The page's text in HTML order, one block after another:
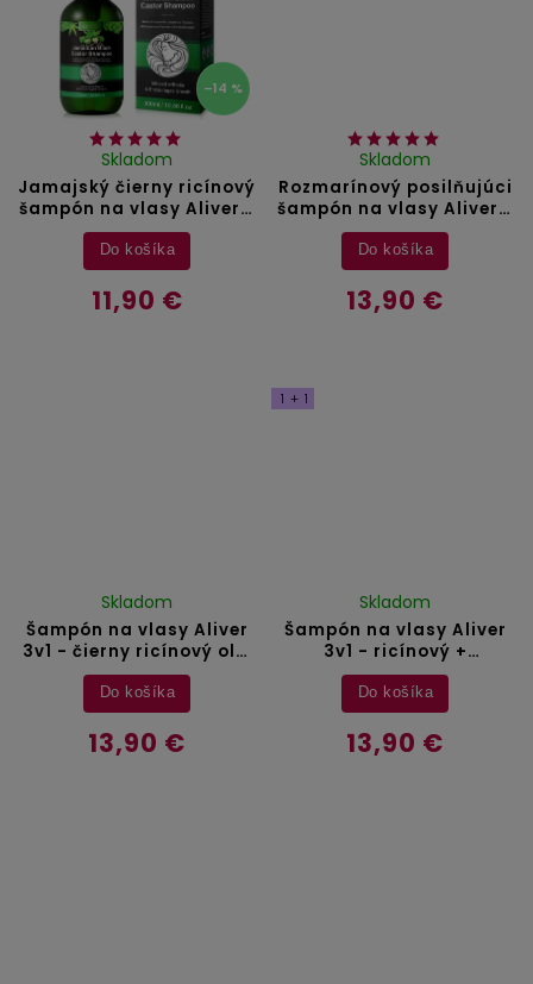
–14 %
Jamajský čierny ricínový
šampón na vlasy Aliver -
300 ml
Skladom
11,90 €
Do košíka
Rozmarínový posilňujúci
šampón na vlasy Aliver -
300 ml
Skladom
13,90 €
Do košíka
Šampón na vlasy Aliver
3v1 - čierny ricínový olej
+ amla + čierna rasca -
300 ml
Skladom
13,90 €
Do košíka
1 + 1
Šampón na vlasy Aliver
3v1 - ricínový +
levanduľový + arganový
olej - 300 ml
Skladom
13,90 €
Do košíka